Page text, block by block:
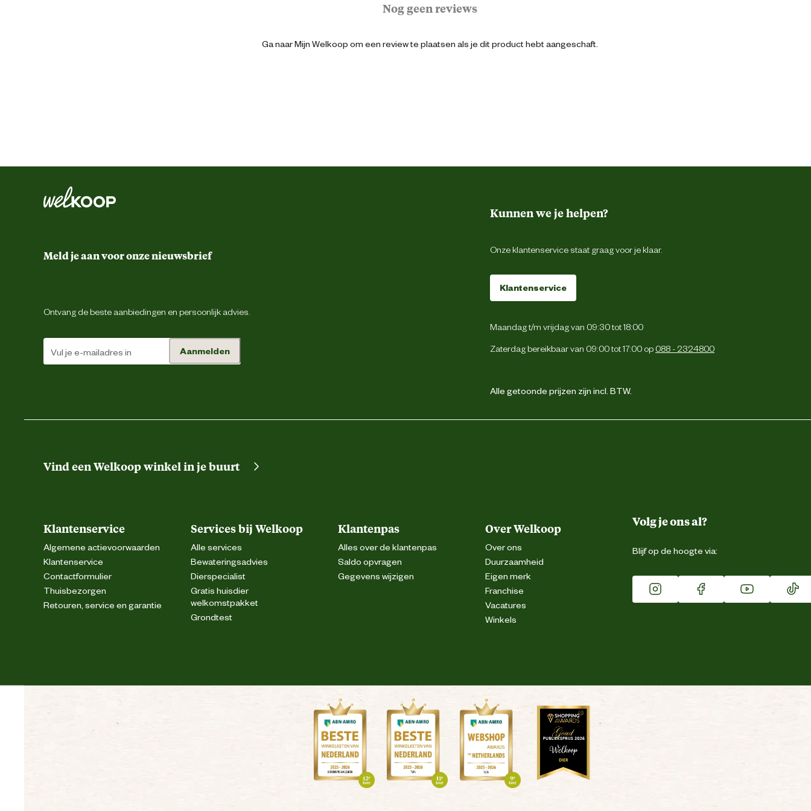
schoon en helder zwembad. Met het Intex Frame Pool Afdekzeil hoef je niet langer kostbare tijd te verspillen aanNog geen reviews
Ga naar Mijn Welkoop om een review te plaatsen als je dit product hebt aangeschaft.
Meld je aan voor onze nieuwsbrief
Ontvang de beste aanbiedingen en persoonlijk advies.
Aanmelden
Kunnen we je helpen?
Onze klantenservice staat graag voor je klaar.
Klantenservice
Maandag t/m vrijdag van 09:30 tot 18:00
Zaterdag bereikbaar van 09:00 tot 17:00 op 088 - 2324800
Alle getoonde prijzen zijn incl. BTW.
Vind een Welkoop winkel in je buurt
Klantenservice
Algemene actievoorwaarden
Klantenservice
Contactformulier
Thuisbezorgen
Retouren, service en garantie
Services bij Welkoop
Alle services
Bewateringsadvies
Dierspecialist
Gratis huisdier
welkomstpakket
Grondtest
Klantenpas
Alles over de klantenpas
Saldo opvragen
Gegevens wijzigen
Over Welkoop
Over ons
Duurzaamheid
Eigen merk
Franchise
Vacatures
Winkels
Volg je ons al?
Blijf op de hoogte via: